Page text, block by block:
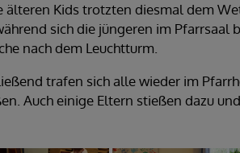
älteren Kids trotzten diesmal dem
sich die jüngeren im
nach dem Leuchtturm.
trafen sich alle wieder im
Auch einige Eltern stießen dazu